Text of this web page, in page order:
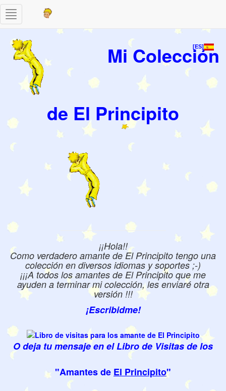
[ES]
Mi Colección
de El Principito
¡¡Hola!!
Como verdadero amante de El Principito tengo una
colección en diversos idiomas y soportes ;-)
¡¡¡A todos los amantes de El Principito que me
ayuden a terminar mi colección, les enviaré otra
versión !!!
¡Escribidme!
O deja tu mensaje en el Libro de Visitas de los
"Amantes de El Principito"
Toggle
navigation